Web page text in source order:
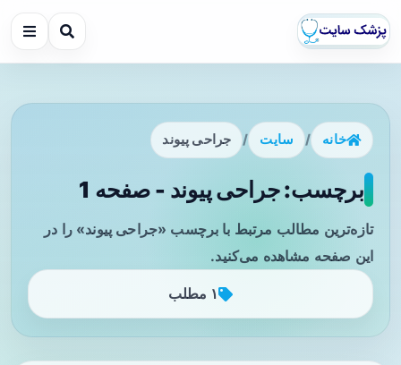
خانه / سایت / جراحی پیوند
برچسب: جراحی پیوند - صفحه 1
تازه‌ترین مطالب مرتبط با برچسب «جراحی پیوند» را در
این صفحه مشاهده می‌کنید.
۱ مطلب